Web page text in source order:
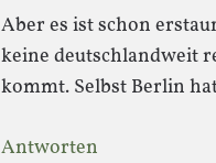
Aber es ist schon
keine deutschlandweit
kommt. Selbst Berlin
Antworten